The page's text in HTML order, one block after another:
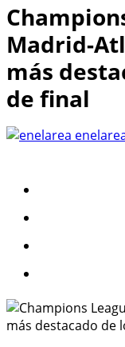
Madrid-
más
de final